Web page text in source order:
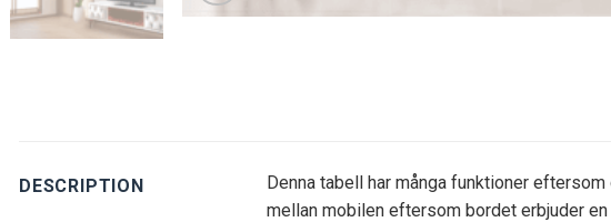
DESCRIPTION
Denna tabell har många funktioner
mellan mobilen eftersom bordet erbjuder